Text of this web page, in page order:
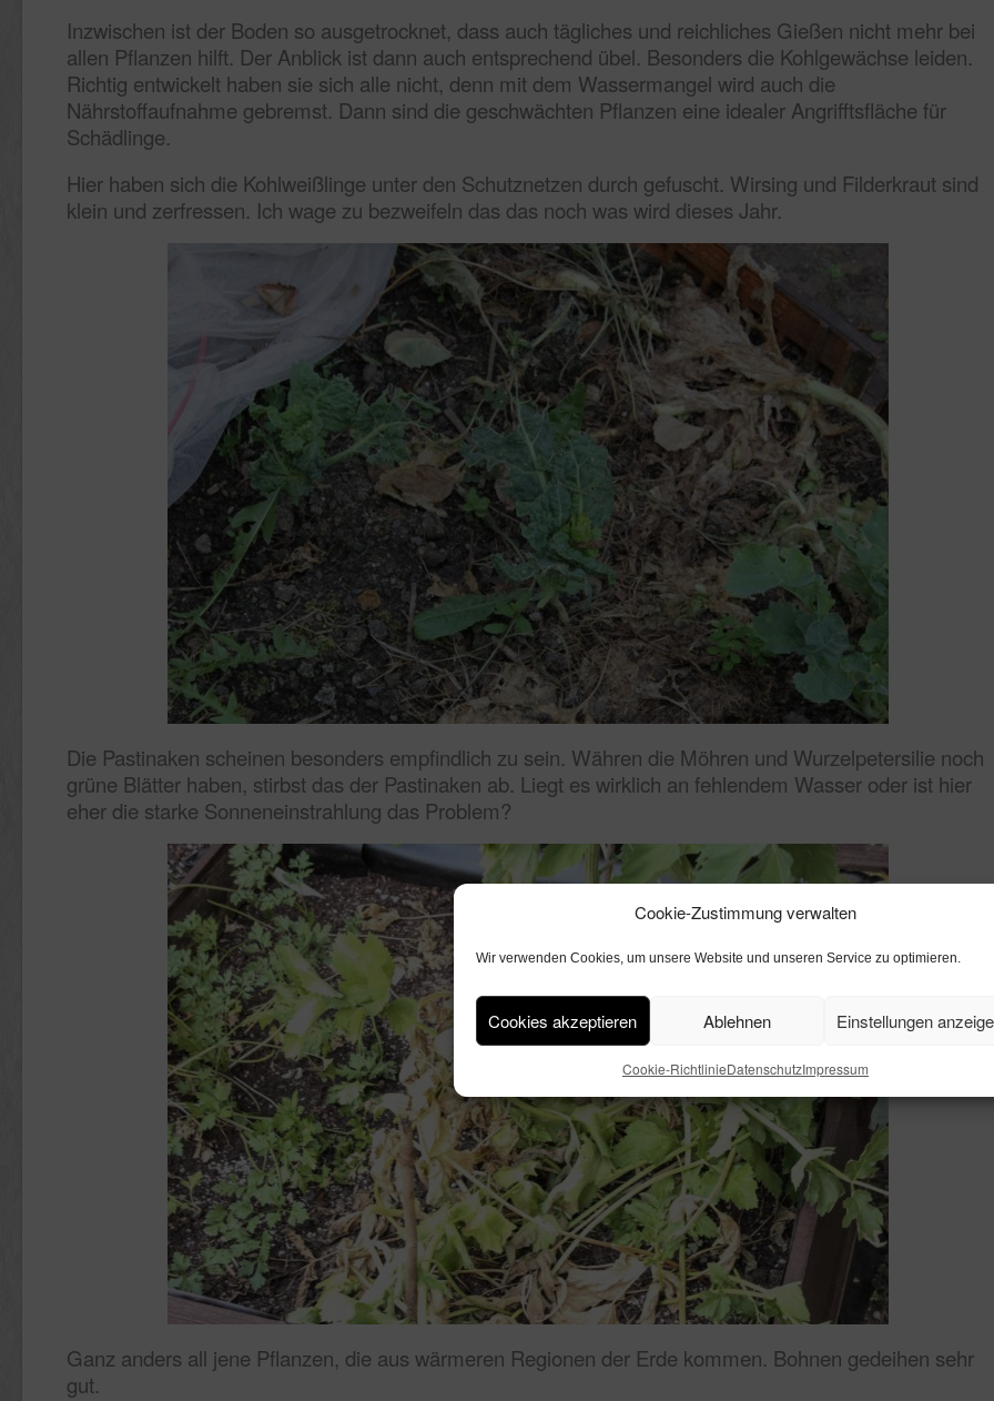
Cookie-Zustimmung verwalten
Wir verwenden Cookies, um unsere Website und unseren Service zu optimieren.
Cookies akzeptieren Ablehnen Einstellungen
Cookie-RichtlinieDatenschutzImpressum
Inzwischen ist der Boden so ausgetrocknet, dass auch tägliches und reichliches Gießen nicht mehr bei
allen Pflanzen hilft. Der Anblick ist dann auch entsprechend übel. Besonders die Kohlgewächse leiden.
Richtig entwickelt haben sie sich alle nicht, denn mit dem Wassermangel wird auch die
Nährstoffaufnahme gebremst. Dann sind die geschwächten Pflanzen eine idealer Angrifftsfläche für
Schädlinge.
Hier haben sich die Kohlweißlinge unter den Schutznetzen durch gefuscht. Wirsing und Filderkraut sind
klein und zerfressen. Ich wage zu bezweifeln das das noch was wird dieses Jahr.
Die Pastinaken scheinen besonders empfindlich zu sein. Währen die Möhren und Wurzelpetersilie noch
grüne Blätter haben, stirbst das der Pastinaken ab. Liegt es wirklich an fehlendem Wasser oder ist hier
eher die starke Sonneneinstrahlung das Problem?
Ganz anders all jene Pflanzen, die aus wärmeren Regionen der Erde kommen. Bohnen gedeihen sehr
gut.